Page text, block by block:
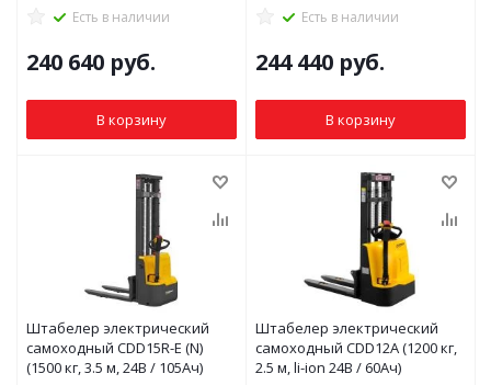
Есть в наличии
240 640 руб.
В корзину
Есть в наличии
244 440 руб.
В корзину
Штабелер электрический
самоходный CDD15R-E (N)
(1500 кг, 3.5 м, 24В / 105Ач)
Штабелер электрический
самоходный CDD12A (1200 кг,
2.5 м, li-ion 24В / 60Ач)